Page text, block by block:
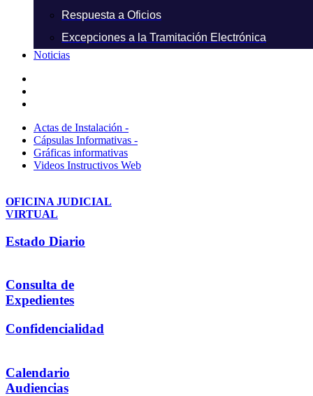
Respuesta a Oficios
Excepciones a la Tramitación Electrónica
Noticias
Actas de Instalación -
Cápsulas Informativas -
Gráficas informativas
Videos Instructivos Web
OFICINA JUDICIAL
VIRTUAL
Estado Diario
Consulta de
Expedientes
Confidencialidad
Calendario
Audiencias